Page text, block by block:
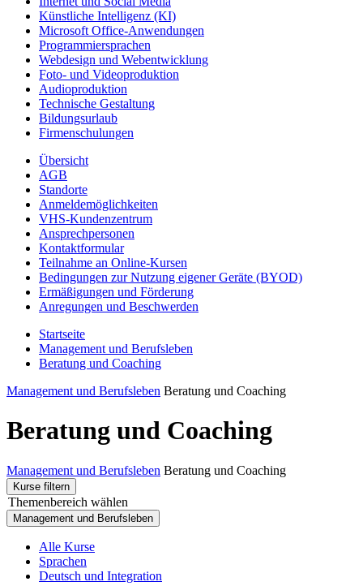
Künstliche Intelligenz (KI)
Microsoft Office-Anwendungen
Programmiersprachen
Webdesign und Webentwicklung
Foto- und Videoproduktion
Audioproduktion
Technische Gestaltung
Bildungsurlaub
Firmenschulungen
Übersicht
AGB
Standorte
Anmeldemöglichkeiten
VHS-Kundenzentrum
Ansprechpersonen
Kontaktformular
Teilnahme an Online-Kursen
Bedingungen zur Nutzung eigener Geräte (BYOD)
Ermäßigungen und Förderung
Anregungen und Beschwerden
Startseite
Management und Berufsleben
Beratung und Coaching
Management und Berufsleben Beratung und Coaching
Beratung und Coaching
Management und Berufsleben Beratung und Coaching
Kurse filtern
Themenbereich wählen
Management und Berufsleben
Alle Kurse
Sprachen
Deutsch und Integration